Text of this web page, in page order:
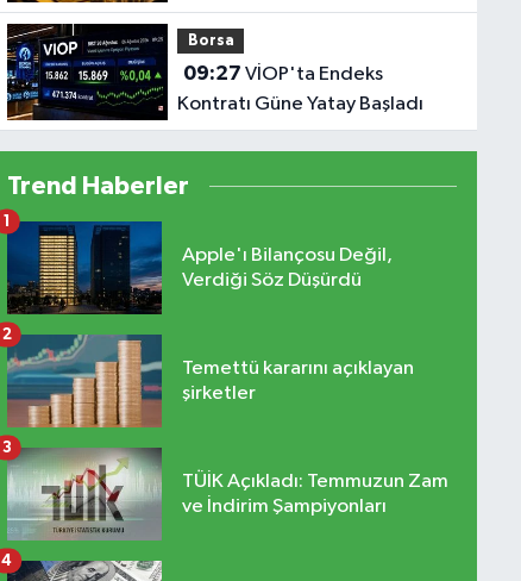
Borsa
09:27
Kontratı Güne Yatay Başladı
Trend Haberler
Apple'ı Bilançosu Değil,
Verdiği Söz Düşürdü
1
Temettü kararını açıklayan
şirketler
2
TÜİK Açıkladı: Temmuzun Zam
ve İndirim Şampiyonları
3
4